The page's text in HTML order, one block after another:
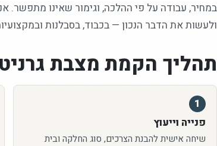
במחיר, עבודה על פי ההלכה, וגימור שאינו מתפשר.
ולעשות את הדבר הנכון — בכבוד, בסבלנות
תהליך הקמת מצבת גרניט
1
פנייה וייעוץ
שיחה אישית להבנת הצרכים, סוג החלקה ובית